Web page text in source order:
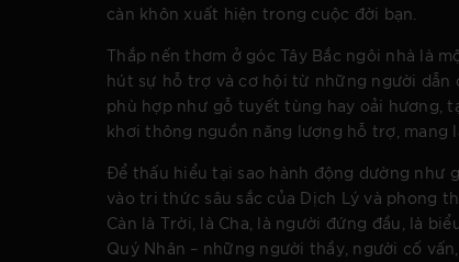
càn khôn xuất hiện trong cuộc đời bạn.
Thắp nến thơm ở góc Tây Bắc ngôi nhà là
hút sự hỗ trợ và cơ hội từ những người dẫn
phù hợp như gỗ tuyết tùng hay oải hương,
khơi thông nguồn năng lượng hỗ trợ, mang
Để thấu hiểu tại sao hành động dường như
vào tri thức sâu sắc của Dịch Lý và phong
Càn là Trời, là Cha, là người đứng đầu, là
Quý Nhân – những người thầy, người cố